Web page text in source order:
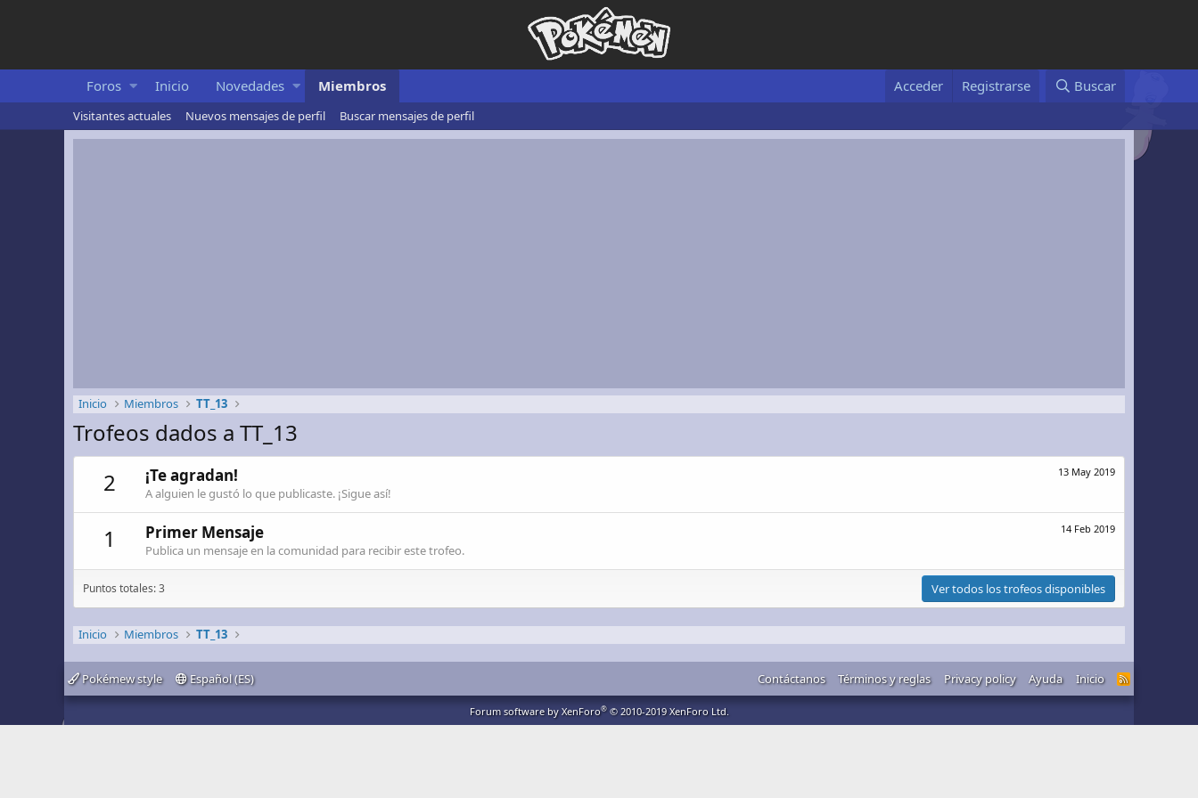
Foros Inicio Novedades Miembros Acceder Registrarse Buscar
Visitantes actuales Nuevos mensajes de perfil Buscar mensajes de perfil
Inicio Miembros TT_13
Trofeos dados a TT_13
2
13 May 2019
¡Te agradan!
A alguien le gustó lo que publicaste. ¡Sigue así!
1 14 Feb 2019
Primer Mensaje
Publica un mensaje en la comunidad para recibir este trofeo.
Puntos totales: 3 Ver todos los trofeos disponibles
Inicio Miembros TT_13
Pokémew style Español (ES) Contáctanos Términos y reglas Privacy policy Ayuda Inicio
R
Forum software by XenForo® © 2010-2019 XenForo Ltd.